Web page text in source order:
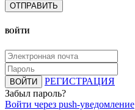
ОТПРАВИТЬ
ВОЙТИ
ВОЙТИ
РЕГИСТРАЦИЯ
Забыл пароль?
Войти через push-уведомление